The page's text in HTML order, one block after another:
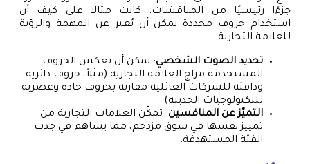
جزءًا رئيسيًا من المناقشات. كانت مثالا على كيف أن
استخدام حروف محددة يمكن أن يُعبر عن المهمة والرؤية
للعلامة التجارية.
تحديد الصوت الشخصي: يمكن أن تعكس الحروف
المستخدمة مزاج العلامة التجارية (مثلاً، حروف دائرية
ودافئة للشركات العائلية مقارنة بحروف حادة وعصرية
للتكنولوجيات الحديثة).
التميّز عن المنافسين: تمكّن العلامات التجارية من
تمييز نفسها في سوق مزدحم، مما يساهم في جذب
الفئة المستهدفة.